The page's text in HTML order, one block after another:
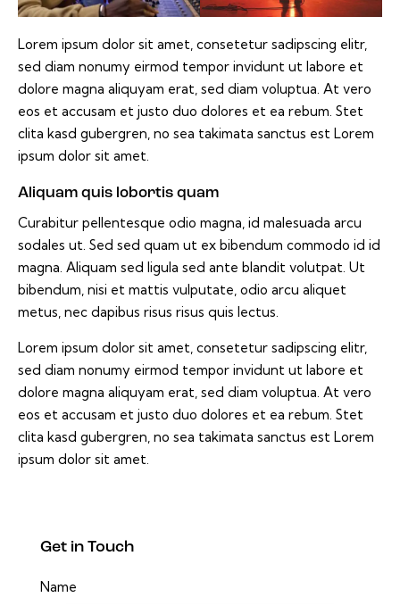
Lorem ipsum dolor sit amet, consetetur sadipscing elitr,
sed diam nonumy eirmod tempor invidunt ut labore et
dolore magna aliquyam erat, sed diam voluptua. At vero
eos et accusam et justo duo dolores et ea rebum. Stet
clita kasd gubergren, no sea takimata sanctus est Lorem
ipsum dolor sit amet.
Aliquam quis lobortis quam
Curabitur pellentesque odio magna, id malesuada arcu
sodales ut. Sed sed quam ut ex bibendum commodo id id
magna. Aliquam sed ligula sed ante blandit volutpat. Ut
bibendum, nisi et mattis vulputate, odio arcu aliquet
metus, nec dapibus risus risus quis lectus.
Lorem ipsum dolor sit amet, consetetur sadipscing elitr,
sed diam nonumy eirmod tempor invidunt ut labore et
dolore magna aliquyam erat, sed diam voluptua. At vero
eos et accusam et justo duo dolores et ea rebum. Stet
clita kasd gubergren, no sea takimata sanctus est Lorem
ipsum dolor sit amet.
Get in Touch